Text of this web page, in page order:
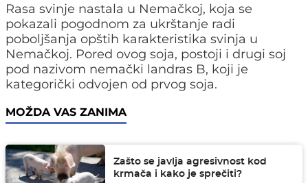
Rasa svinje nastala u Nemačkoj, koja se
pokazali pogodnom za ukrštanje radi
poboljšanja opštih karakteristika svinja u
Nemačkoj. Pored ovog soja, postoji i drugi soj
pod nazivom nemački landras B, koji je
kategorički odvojen od prvog soja.
MOŽDA VAS ZANIMA
Zašto se javlja agresivnost kod
krmača i kako je sprečiti?